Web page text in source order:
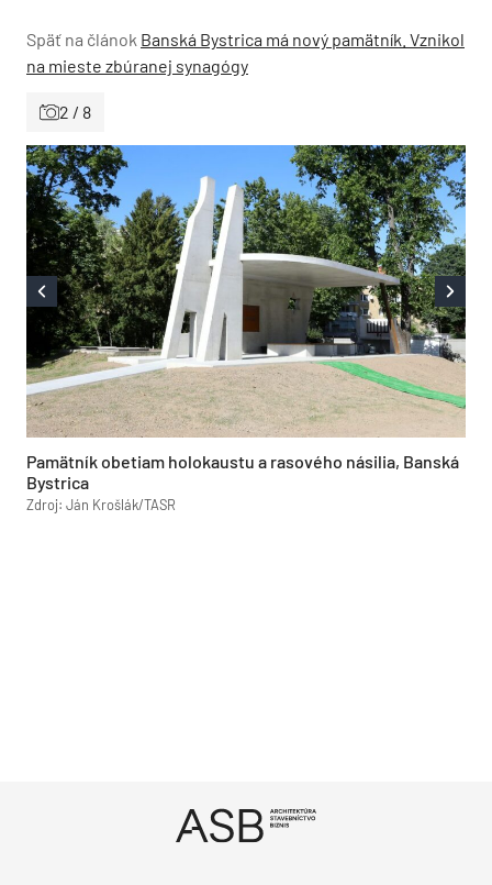
Späť na článok Banská Bystrica má nový pamätník. Vznikol
na mieste zbúranej synagógy
2 / 8
Pamätník obetiam holokaustu a rasového násilia, Banská
Bystrica
Zdroj: Ján Krošlák/TASR